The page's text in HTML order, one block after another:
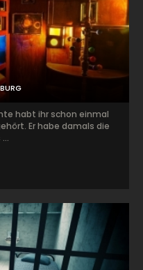
habt ihr schon einmal
Er habe damals die